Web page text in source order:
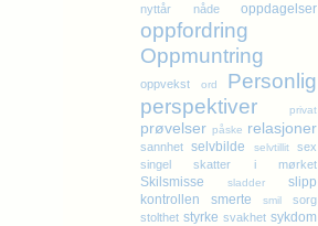
nyttår
nåde oppdagelser
oppfordring
Oppmuntring
oppvekst ord
Personlig
perspektiver
privat
prøvelser påske relasjoner
sannhet selvbilde selvtillit
sex
singel
skatter i mørket
Skilsmisse sladder
slipp
kontrollen
smerte smil
sorg
stolthet styrke svakhet sykdom